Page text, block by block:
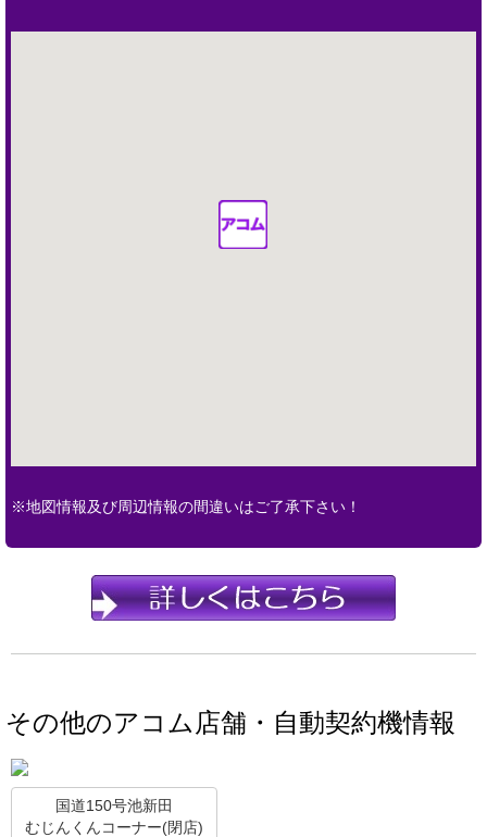
※地図情報及び周辺情報の間違いはご了承下さい！
その他のアコム店舗・自動契約機情報
国道150号池新田
むじんくんコーナー(閉店)